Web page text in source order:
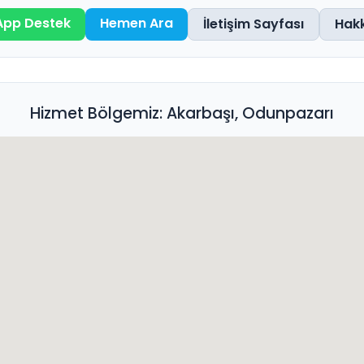
Destek
Hemen Ara İletişim Sayfası
Hizmet Bölgemiz: Akarbaşı, Odunpazarı